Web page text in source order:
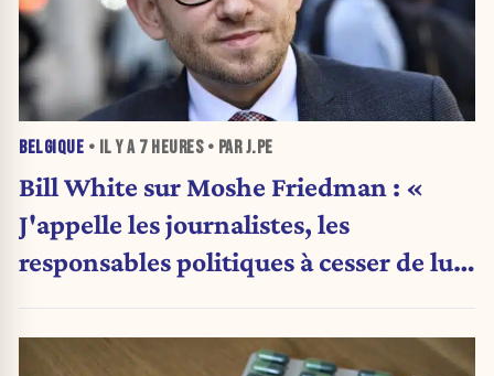
BELGIQUE • IL Y A 7 HEURES• PAR J.PE
Bill White sur Moshe Friedman : «
J'appelle les journalistes, les
responsables politiques à cesser de lui